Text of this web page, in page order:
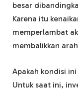
besar
Karena itu
memperlambat
membalikkan
Apakah kondisi
Untuk saat ini,